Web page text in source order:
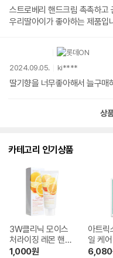
스트로베리 핸드크림 촉촉하고
우리딸아이가 좋아하는 제품입
2024.09.05. ki****
딸기향을 너무좋아해서 늘구매
상
카테고리 인기상품
3W클리닉 모이스
처라이징 레몬 핸드
크림 100ml
1,000원
아트릭
일 케
이저
6,080